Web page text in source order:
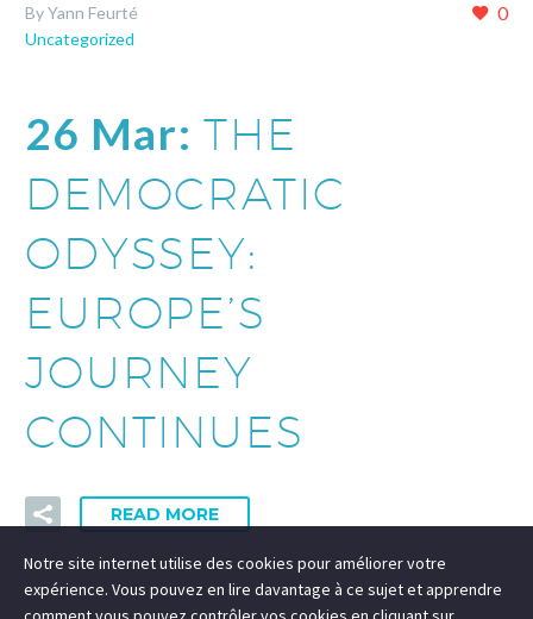
0
By Yann Feurté
Uncategorized
26 Mar: THE
DEMOCRATIC
ODYSSEY:
EUROPE’S
JOURNEY
CONTINUES
READ MORE
Notre site internet utilise des cookies pour améliorer votre
expérience. Vous pouvez en lire davantage à ce sujet et apprendre